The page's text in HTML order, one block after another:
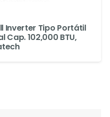
Inverter Tipo Portátil
102,000 BTU,